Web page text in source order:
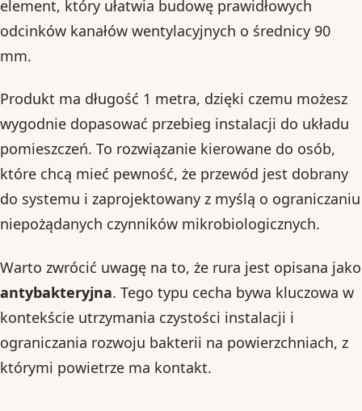
element, który ułatwia budowę prawidłowych
odcinków kanałów wentylacyjnych o średnicy 90
mm.
Produkt ma długość 1 metra, dzięki czemu możesz
wygodnie dopasować przebieg instalacji do układu
pomieszczeń. To rozwiązanie kierowane do osób,
które chcą mieć pewność, że przewód jest dobrany
do systemu i zaprojektowany z myślą o ograniczaniu
niepożądanych czynników mikrobiologicznych.
Warto zwrócić uwagę na to, że rura jest opisana jako
antybakteryjna. Tego typu cecha bywa kluczowa w
kontekście utrzymania czystości instalacji i
ograniczania rozwoju bakterii na powierzchniach, z
którymi powietrze ma kontakt.